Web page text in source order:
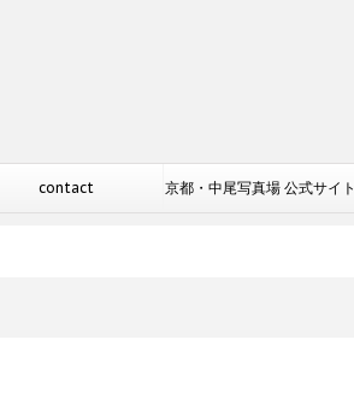
contact 京都・中尾写真場 公式サイト